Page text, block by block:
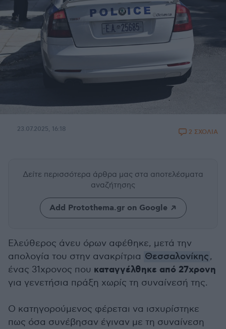
23.07.2025, 16:18 2 ΣΧΟΛΙΑ
Δείτε περισσότερα άρθρα μας στα αποτελέσματα
αναζήτησης
Add Protothema.gr on Google
Ελεύθερος άνευ όρων αφέθηκε, μετά την
απολογία του στην ανακρίτρια Θεσσαλονίκης,
ένας 31χρονος που καταγγέλθηκε από 27χρονη
για γενετήσια πράξη χωρίς τη συναίνεσή της.
Ο κατηγορούμενος φέρεται να ισχυρίστηκε
πως όσα συνέβησαν έγιναν με τη συναίνεση